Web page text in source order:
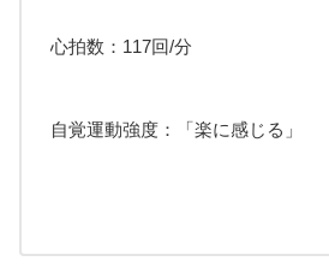
心拍数：117回/分
自覚運動強度：「楽に感じる」